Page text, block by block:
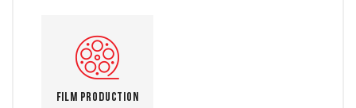
Film Production